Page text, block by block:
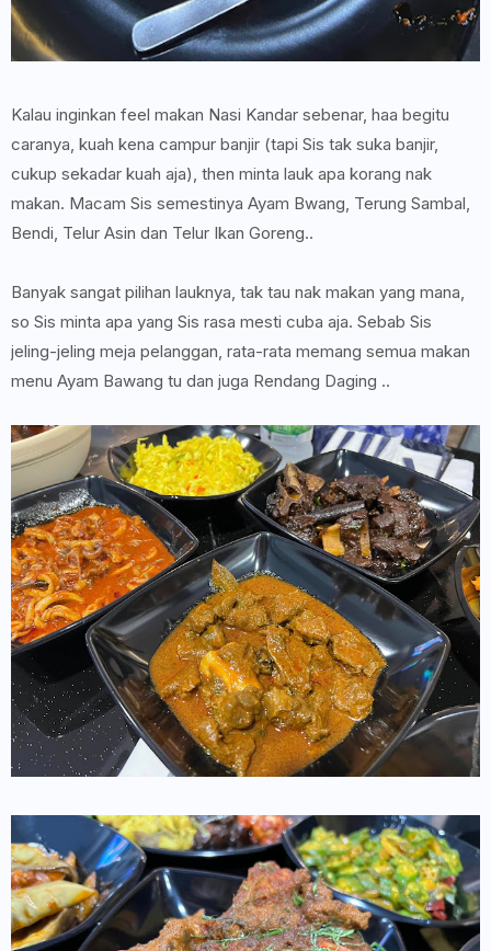
Kalau inginkan feel makan Nasi Kandar sebenar, haa begitu
caranya, kuah kena campur banjir (tapi Sis tak suka banjir,
cukup sekadar kuah aja), then minta lauk apa korang nak
makan. Macam Sis semestinya Ayam Bwang, Terung Sambal,
Bendi, Telur Asin dan Telur Ikan Goreng..
Banyak sangat pilihan lauknya, tak tau nak makan yang mana,
so Sis minta apa yang Sis rasa mesti cuba aja. Sebab Sis
jeling-jeling meja pelanggan, rata-rata memang semua makan
menu Ayam Bawang tu dan juga Rendang Daging ..